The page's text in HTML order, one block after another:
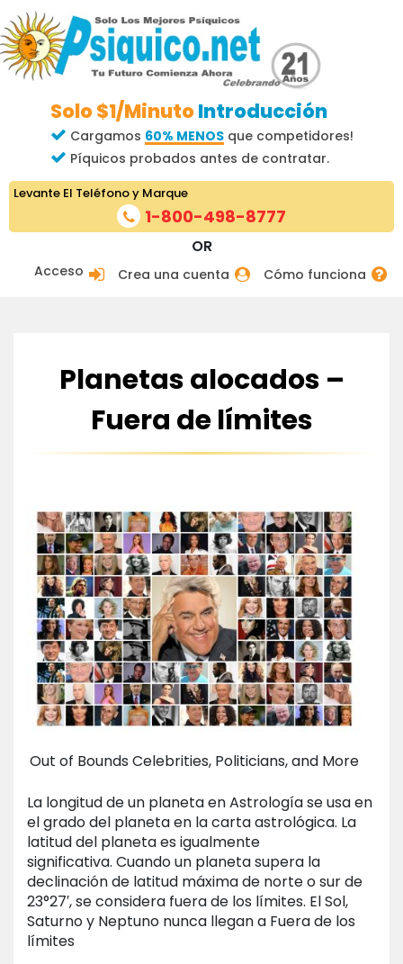
Solo $1/MinutoIntroducción
Cargamos 60% MENOSque competidores!
Píquicos probados antes de contratar.
Acceso Crea una cuenta Cómo funciona
OR
Levante El Teléfono y Marque
1-800-498-8777
Planetas alocados –
Fuera de límites
Out of Bounds Celebrities, Politicians, and More
La longitud de un planeta en Astrología se usa en
el grado del planeta en la carta astrológica. La
latitud del planeta es igualmente
significativa. Cuando un planeta supera la
declinación de latitud máxima de norte o sur de
23°27′, se considera fuera de los límites. El Sol,
Saturno y Neptuno nunca llegan a Fuera de los
límites